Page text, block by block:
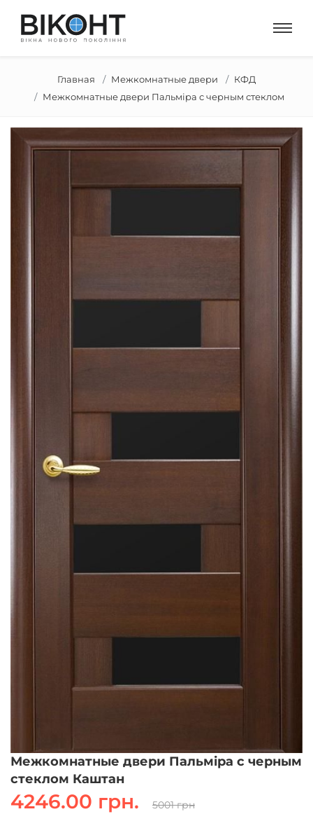
Главная Межкомнатные двери
КФД
Межкомнатные двери Пальміра с черным стеклом
Межкомнатные двери Пальміра с черным
стеклом Каштан
4246.00 грн. 5001 грн